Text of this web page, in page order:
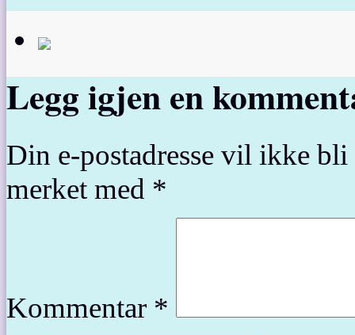
Legg igjen en
Din e-postadresse vil ikke
merket med *
Kommentar *